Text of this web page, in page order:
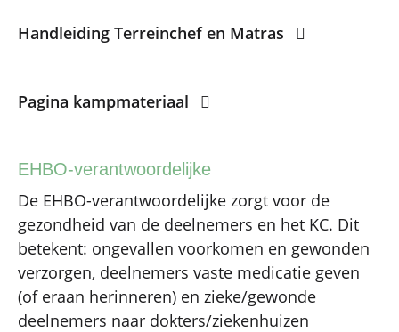
Handleiding Terreinchef en Matras
Pagina kampmateriaal
EHBO-verantwoordelijke
De EHBO-verantwoordelijke zorgt voor de
gezondheid van de deelnemers en het KC. Dit
betekent: ongevallen voorkomen en gewonden
verzorgen, deelnemers vaste medicatie geven
(of eraan herinneren) en zieke/gewonde
deelnemers naar dokters/ziekenhuizen